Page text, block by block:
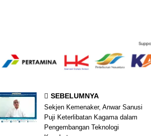
SEBELUMNYA
Sekjen Kemenaker, Anwar Sanusi
Puji Keterlibatan Kagama dalam
Pengembangan Teknologi